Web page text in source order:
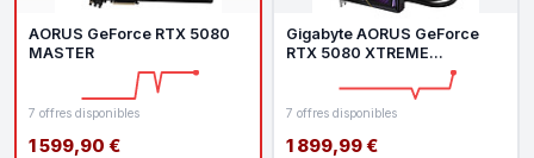
AORUS GeForce RTX 5080
MASTER
7 offres disponibles
1 599,90 €
Gigabyte AORUS GeForce
RTX 5080 XTREME
7 offres disponibles
1 899,99 €